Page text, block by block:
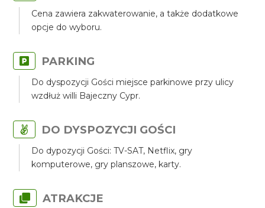
Cena zawiera zakwaterowanie, a także dodatkowe
opcje do wyboru.
PARKING
Do dyspozycji Gości miejsce parkinowe przy ulicy
wzdłuż willi Bajeczny Cypr.
DO DYSPOZYCJI GOŚCI
Do dypozycji Gości: TV-SAT, Netflix, gry
komputerowe, gry planszowe, karty.
ATRAKCJE